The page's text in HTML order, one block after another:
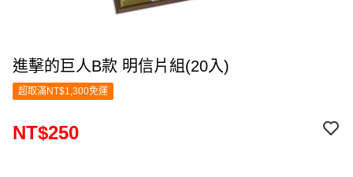
進擊的巨人B款 明信片組(20入)
超取滿NT$1,300免運
NT$250